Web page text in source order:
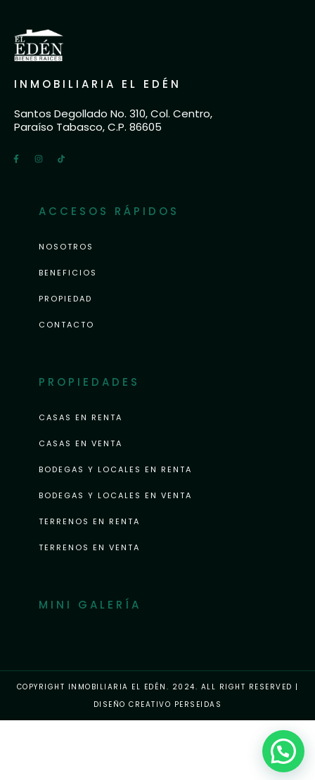
INMOBILIARIA EL EDÉN
Santos Degollado No. 310, Col. Centro,
Paraíso Tabasco, C.P. 86605
ACCESOS RÁPIDOS
NOSOTROS
BENEFICIOS
PROPIEDAD
CONTACTO
PROPIEDADES
CASAS EN RENTA
CASAS EN VENTA
BODEGAS Y LOCALES EN RENTA
BODEGAS Y LOCALES EN VENTA
TERRENOS EN RENTA
TERRENOS EN VENTA
MINI GALERÍA
COPYRIGHT INMOBILIARIA EL EDÉN. 2024. ALL RIGHT RESERVED |
DISEÑO CREATIVO PERSEIDAS